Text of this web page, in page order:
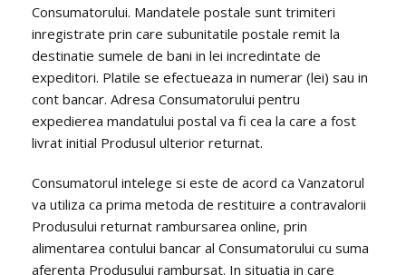
Consumatorului. Mandatele postale sunt trimiteri
inregistrate prin care subunitatile postale remit la
destinatie sumele de bani in lei incredintate de
expeditori. Platile se efectueaza in numerar (lei) sau in
cont bancar. Adresa Consumatorului pentru
expedierea mandatului postal va fi cea la care a fost
livrat initial Produsul ulterior returnat.
Consumatorul intelege si este de acord ca Vanzatorul
va utiliza ca prima metoda de restituire a contravalorii
Produsului returnat rambursarea online, prin
alimentarea contului bancar al Consumatorului cu suma
aferenta Produsului rambursat. In situatia in care